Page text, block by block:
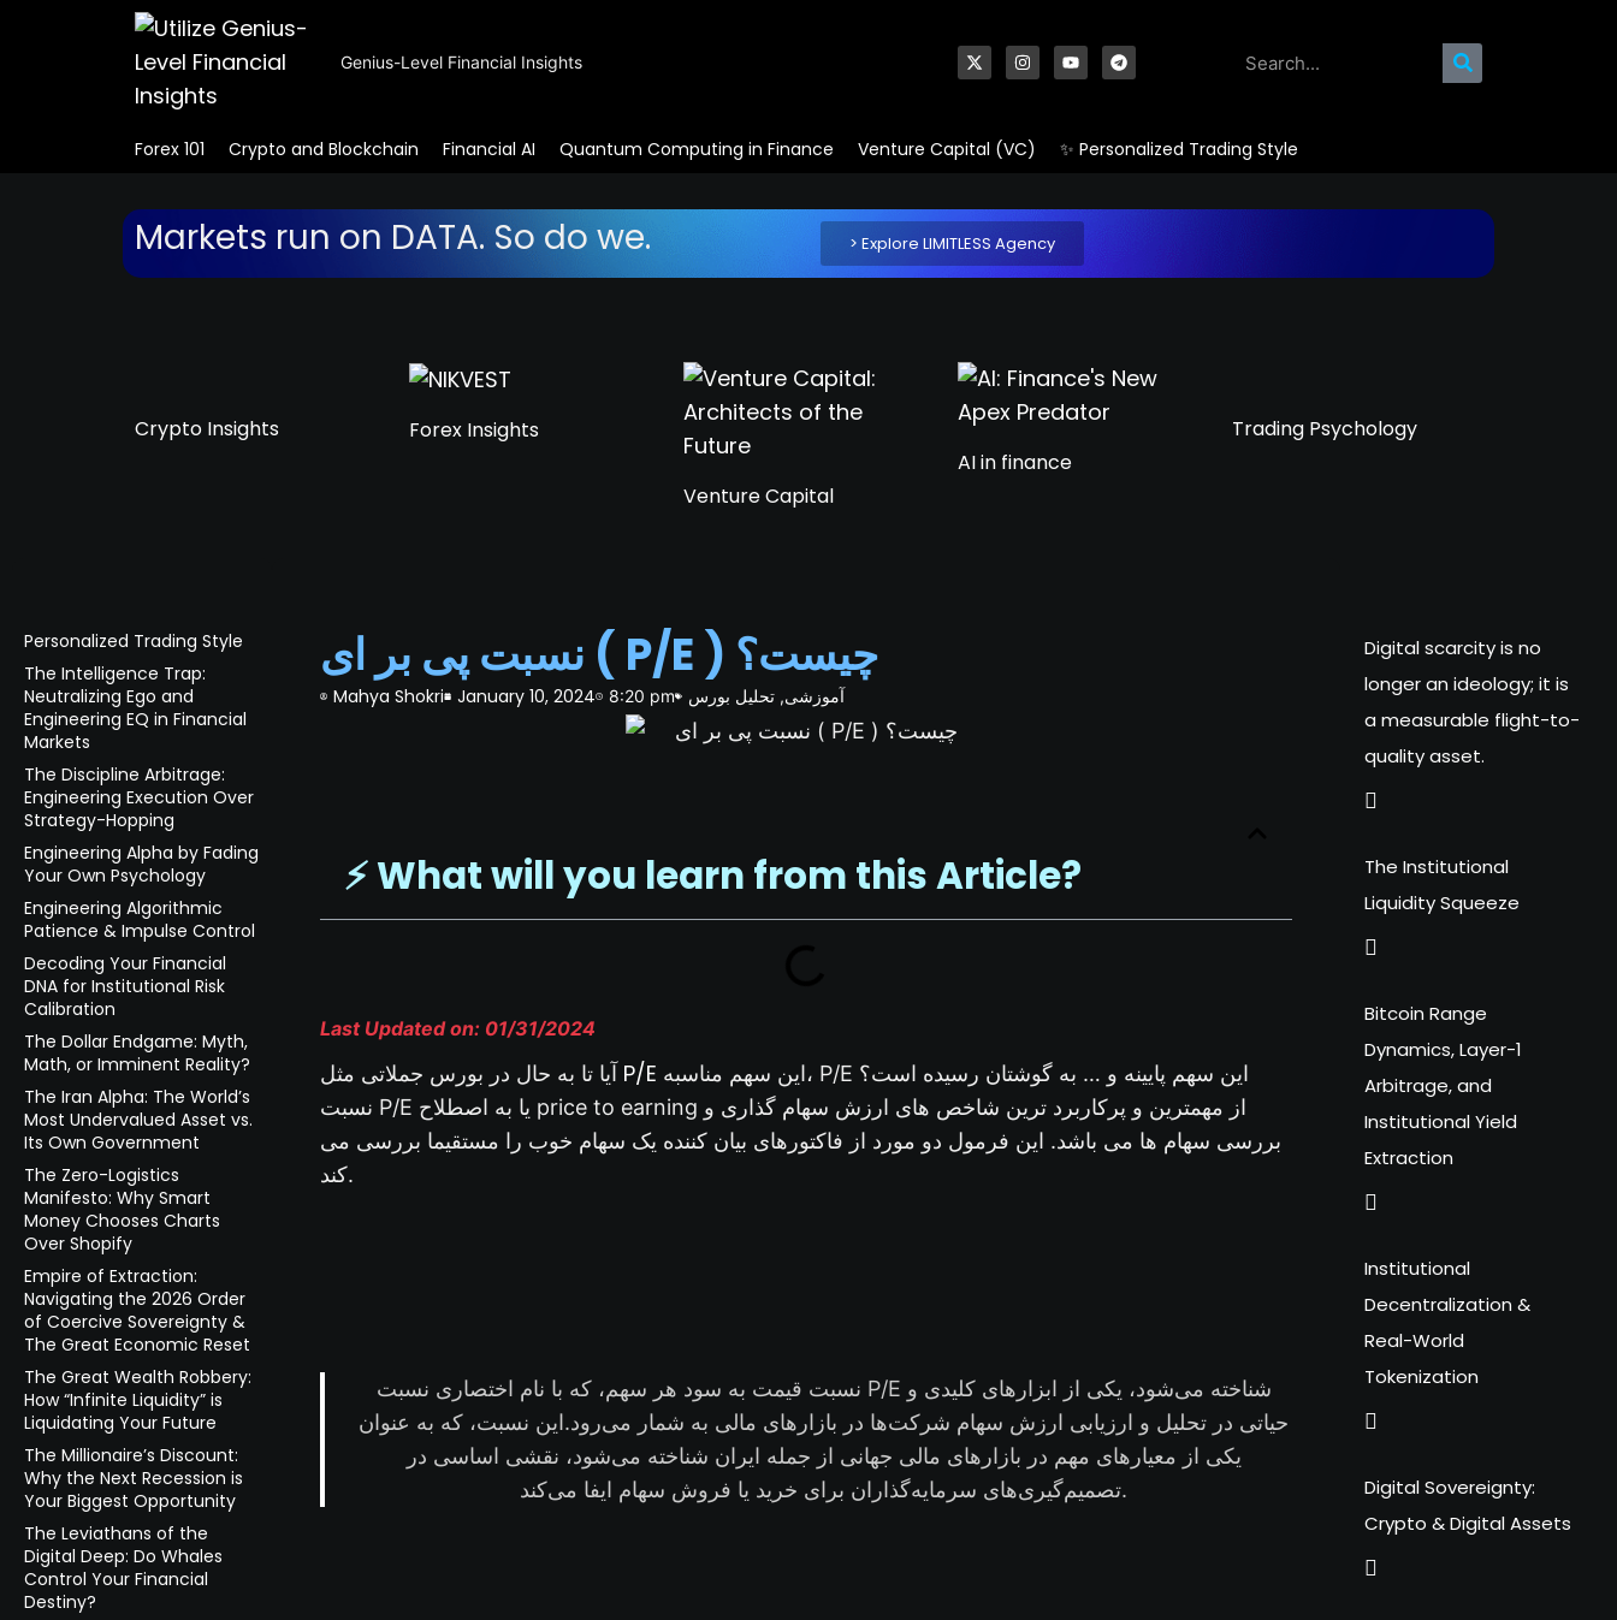
Genius-Level Financial Insights
Forex 101 Crypto and Blockchain Financial AI Quantum Computing in Finance Venture Capital (VC) ✨ Personalized Trading Style
Markets run on DATA. So do we. > Explore LIMITLESS Agency
Crypto Insights Forex Insights
Venture Capital
AI in finance
Trading Psychology
Personalized Trading Style
The Intelligence Trap:
Neutralizing Ego and
Engineering EQ in Financial
Markets
The Discipline Arbitrage:
Engineering Execution Over
Strategy-Hopping
Engineering Alpha by Fading
Your Own Psychology
Engineering Algorithmic
Patience & Impulse Control
Decoding Your Financial
DNA for Institutional Risk
Calibration
The Dollar Endgame: Myth,
Math, or Imminent Reality?
The Iran Alpha: The World’s
Most Undervalued Asset vs.
Its Own Government
The Zero-Logistics
Manifesto: Why Smart
Money Chooses Charts
Over Shopify
Empire of Extraction:
Navigating the 2026 Order
of Coercive Sovereignty &
The Great Economic Reset
The Great Wealth Robbery:
How “Infinite Liquidity” is
Liquidating Your Future
The Millionaire’s Discount:
Why the Next Recession is
Your Biggest Opportunity
The Leviathans of the
Digital Deep: Do Whales
Control Your Financial
Destiny?
نسبت پی بر ای ( P/E ) چیست؟
Mahya Shokri January 10, 2024 8:20 pm آموزشی, تحلیل بورس
⚡️ What will you learn from this Article?
Last Updated on: 01/31/2024
P/E
نسبت P/E یا به اصطلاح price to earning از مهمترین و پرکاربرد ترین شاخص های ارزش سهام گذاری و
بررسی سهام ها می باشد. این فرمول دو مورد از فاکتورهای بیان کننده یک سهام خوب را مستقیما بررسی می
کند.
نسبت قیمت به سود هر سهم، که با نام اختصاری نسبت P/E شناخته می‌شود، یکی از ابزارهای کلیدی و
حیاتی در تحلیل و ارزیابی ارزش سهام شرکت‌ها در بازارهای مالی به شمار می‌رود.این نسبت، که به عنوان
یکی از معیارهای مهم در بازارهای مالی جهانی از جمله ایران شناخته می‌شود، نقشی اساسی در
تصمیم‌گیری‌های سرمایه‌گذاران برای خرید یا فروش سهام ایفا می‌کند.
Digital scarcity is no
longer an ideology; it is
a measurable flight-to-
quality asset.
The Institutional
Liquidity Squeeze
Bitcoin Range
Dynamics, Layer-1
Arbitrage, and
Institutional Yield
Extraction
Institutional
Decentralization &
Real-World
Tokenization
Digital Sovereignty:
Crypto & Digital Assets